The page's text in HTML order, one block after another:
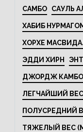
САМБО САУЛЬ
ХАБИБ
ХОРХЕ
ЭДДИ ХИРН
ДЖОРДЖ
ЛЕГЧАЙШИЙ ВЕС
ПОЛУСРЕДНИЙ
ТЯЖЕЛЫЙ ВЕС